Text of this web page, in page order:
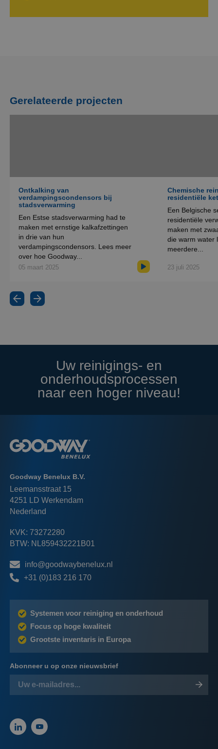
Gerelateerde projecten
Ontkalking van
verdampingscondensors bij
stadsverwarming
Een Estse stadsverwarming had te
maken met ernstige kalkafzettingen
in drie van hun
verdampingscondensors. Lees meer
over hoe Goodway...
05 maart 2025
Chemische
residentiële
Een Belgische
residentiële
maken met
die warm water
meerdere...
23 juli 2025
Uw reinigings- en
onderhoudsprocessen
naar een hoger niveau!
Goodway Benelux B.V.
Leemansstraat 15
4251 LD Werkendam
Nederland
KVK: 73272280
BTW: NL859432221B01
info@goodwaybenelux.nl
+31 (0)183 216 170
Systemen voor reiniging en onderhoud
Focus op hoge kwaliteit
Grootste inventaris in Europa
Abonneer u op onze nieuwsbrief